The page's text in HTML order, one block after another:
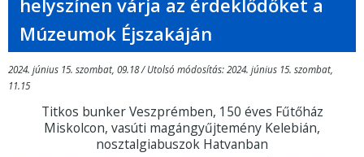
helyszínen várja az érdeklődőket a
Múzeumok Éjszakáján
2024. június 15. szombat, 09.18 / Utolsó módosítás: 2024. június 15. szombat,
11.15
Titkos bunker Veszprémben, 150 éves Fűtőház
Miskolcon, vasúti magángyűjtemény Kelebián,
nosztalgiabuszok Hatvanban